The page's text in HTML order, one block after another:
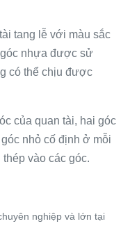
tang lễ với màu sắc
nhựa được sử
có thể chịu được
của quan tài, hai góc
nhỏ cố định ở mỗi
vào các góc.
nghiệp và lớn tại